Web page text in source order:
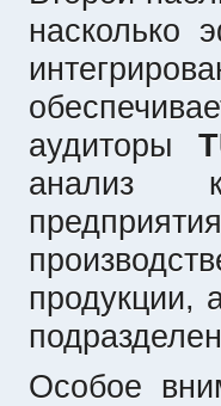
насколько
аудиторы
анализ
продукции,
Особое